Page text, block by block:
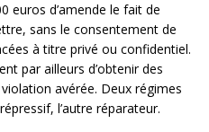
euros d’amende le fait de
sans le consentement de
à titre privé ou confidentiel.
par ailleurs d’obtenir des
avérée. Deux régimes
l’autre réparateur.